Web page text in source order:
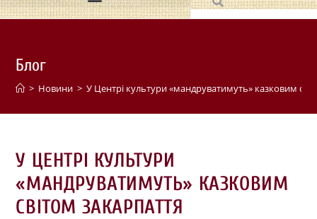
Блог
> Новини > У Центрі культури «мандруватимуть» казковим
У ЦЕНТРІ КУЛЬТУРИ
«МАНДРУВАТИМУТЬ» КАЗКОВИМ
СВІТОМ ЗАКАРПАТТЯ